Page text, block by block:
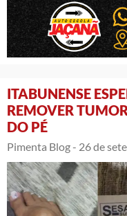
ITABUNENSE
REMOVER
DO PÉ
Pimenta Blog - 26 de